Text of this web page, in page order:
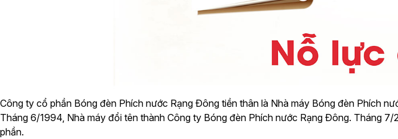
Công ty cổ phần Bóng đèn Phích nước Rạng Ðông tiền thân là Nhà máy Bóng đèn Phích
Tháng 6/1994, Nhà máy đổi tên thành Công ty Bóng đèn Phích nước Rạng Ðông. Tháng
phần.